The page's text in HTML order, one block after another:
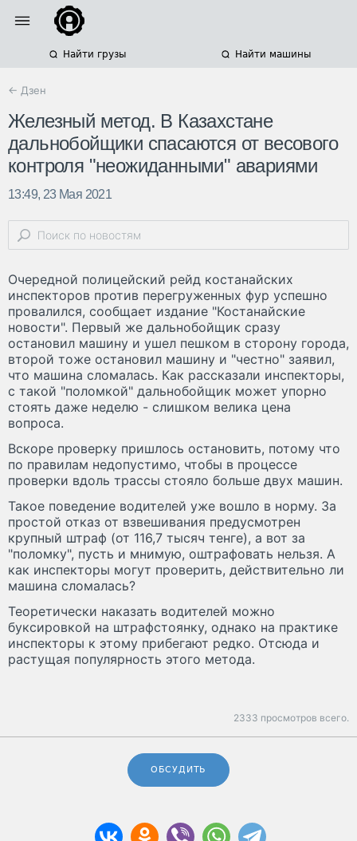
Найти грузы Найти машины
← Дзен
Железный метод. В Казахстане
дальнобойщики спасаются от весового
контроля "неожиданными" авариями
13:49, 23 Мая 2021
Очередной полицейский рейд костанайских
инспекторов против перегруженных фур успешно
провалился, сообщает издание "Костанайские
новости". Первый же дальнобойщик сразу
остановил машину и ушел пешком в сторону города,
второй тоже остановил машину и "честно" заявил,
что машина сломалась. Как рассказали инспекторы,
с такой "поломкой" дальнобойщик может упорно
стоять даже неделю - слишком велика цена
вопроса.
Вскоре проверку пришлось остановить, потому что
по правилам недопустимо, чтобы в процессе
проверки вдоль трассы стояло больше двух машин.
Такое поведение водителей уже вошло в норму. За
простой отказ от взвешивания предусмотрен
крупный штраф (от 116,7 тысяч тенге), а вот за
"поломку", пусть и мнимую, оштрафовать нельзя. А
как инспекторы могут проверить, действительно ли
машина сломалась?
Теоретически наказать водителей можно
буксировкой на штрафстоянку, однако на практике
инспекторы к этому прибегают редко. Отсюда и
растущая популярность этого метода.
2333 просмотров всего.
ОБСУДИТЬ